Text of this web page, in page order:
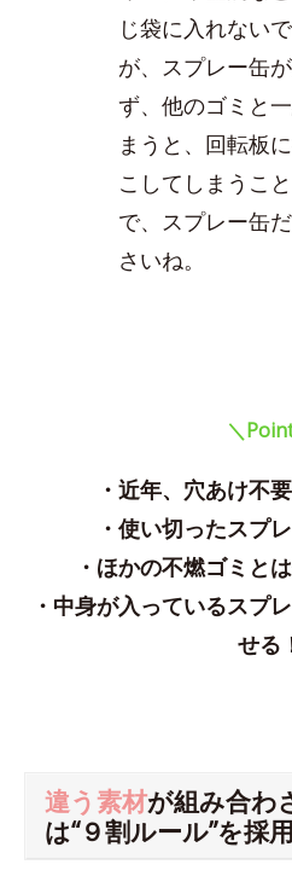
じ袋に入れない
が、スプレー缶
ず、他のゴミと
まうと、回転板
こしてしまうこ
で、スプレー缶
さいね。
＼
・近年、穴あけ不
・使い切ったスプ
・ほかの不燃ゴミと
・中身が入っているスプ
せる
違う素材が組み合わ
は“９割ルール”を採用